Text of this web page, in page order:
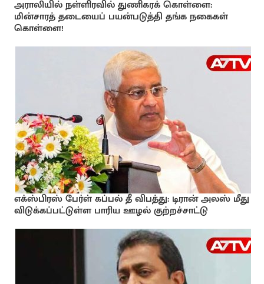
அராலியில் நள்ளிரவில் துணிகரக் கொள்ளை:
மின்சாரத் தடையைப் பயன்படுத்தி தங்க நகைகள்
கொள்ளை!
எக்ஸ்பிரஸ் பேர்ள் கப்பல் தீ விபத்து: டிரான் அலஸ் மீது
விடுக்கப்பட்டுள்ள பாரிய ஊழல் குற்றச்சாட்டு